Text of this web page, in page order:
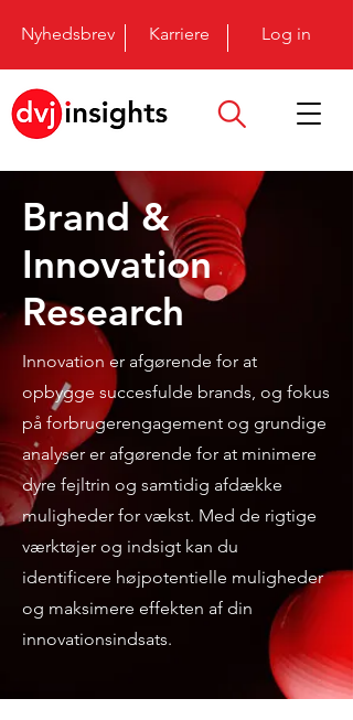
Nyhedsbrev Karriere Log in
Brand &
Innovation
Research
Innovation er afgørende for at
opbygge succesfulde brands, og fokus
på forbrugerengagement og grundige
analyser er afgørende for at minimere
dyre fejltrin og samtidig afdække
muligheder for vækst. Med de rigtige
værktøjer og indsigt kan du
identificere højpotentielle muligheder
og maksimere effekten af din
innovationsindsats.